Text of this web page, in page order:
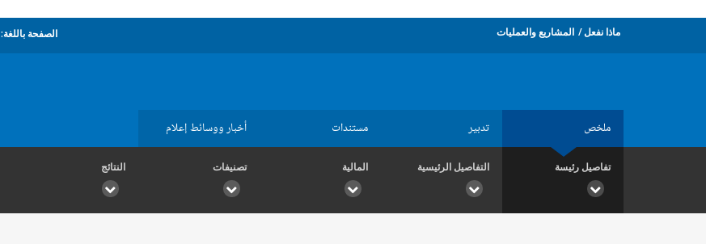
ماذا نفعل المشاريع والعمليات الصفحة باللغة:
ملخص تدبير مستندات أخبار ووسائط إعلام
تفاصيل رئيسة التفاصيل الرئيسية المالية تصنيفات النتائج